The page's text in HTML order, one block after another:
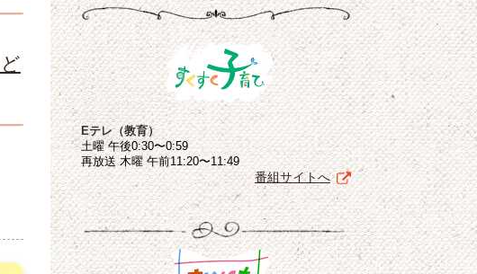
Eテレ（教育）
土曜 午後0:30〜0:59
再放送 木曜 午前11:20〜11:49
番組サイトへ